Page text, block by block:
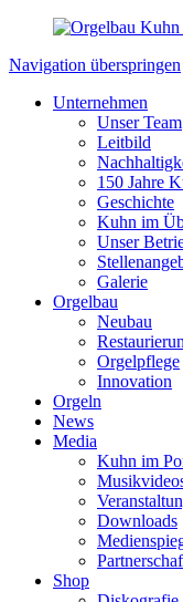
Navigation überspringen
Unternehmen
Unser Team
Leitbild
150 Jahre
Geschichte
Kuhn im
Unser
Galerie
Orgelbau
Neubau
Orgelpflege
Innovation
Orgeln
News
Media
Kuhn im
Downloads
Shop